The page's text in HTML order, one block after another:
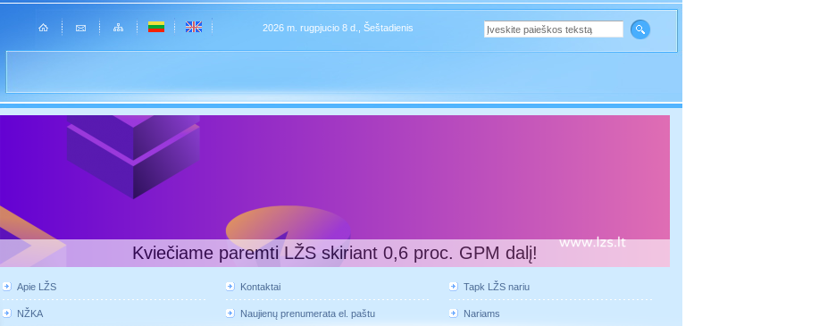
2026 m. rugpjucio 8 d., Šeštadienis
Kviečiame paremti LŽS skiriant 0,6 proc. GPM dalį!
Apie LŽS Kontaktai Tapk LŽS nariu
NŽKA Naujienų prenumerata el. paštu Nariams